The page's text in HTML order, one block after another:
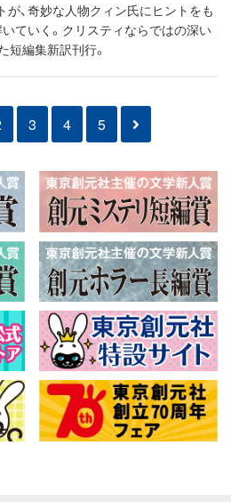
、奇妙な人物クィン氏にヒントをも
ていく。クリスティならではの深い
短編集新訳刊行。
3 4 5